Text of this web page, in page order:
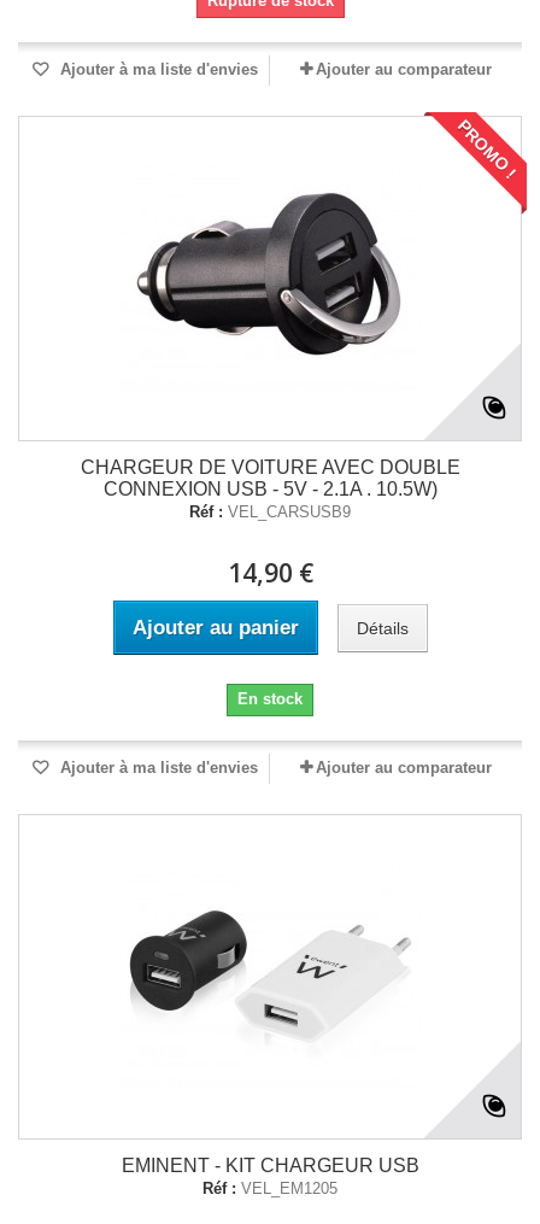
Ajouter à ma liste d'envies Ajouter au comparateur
PROMO !
CHARGEUR DE VOITURE AVEC DOUBLE
CONNEXION USB - 5V - 2.1A . 10.5W)
Réf : VEL_CARSUSB9
14,90 €
Ajouter au panier Détails
En stock
Ajouter à ma liste d'envies Ajouter au comparateur
EMINENT - KIT CHARGEUR USB
Réf : VEL_EM1205